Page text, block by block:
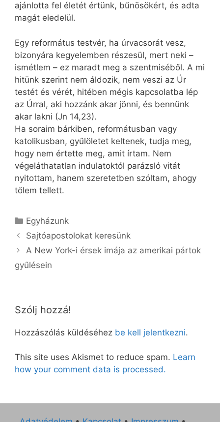
ajánlotta fel életét értünk, bűnösökért, és adta
magát eledelül.
Egy református testvér, ha úrvacsorát vesz,
bizonyára kegyelemben részesül, mert neki –
ismétlem – ez maradt meg a szentmiséből. A mi
hitünk szerint nem áldozik, nem veszi az Úr
testét és vérét, hitében mégis kapcsolatba lép
az Úrral, aki hozzánk akar jönni, és bennünk
akar lakni (Jn 14,23).
Ha soraim bárkiben, reformátusban vagy
katolikusban, gyűlöletet keltenek, tudja meg,
hogy nem értette meg, amit írtam. Nem
végeláthatatlan indulatoktól parázsló vitát
nyitottam, hanem szeretetben szóltam, ahogy
tőlem tellett.
Kategória
Egyházunk
Sajtóapostolokat keresünk
A New York-i érsek imája az amerikai pártok
gyűlésein
Szólj hozzá!
Hozzászólás küldéséhez be kell jelentkezni.
This site uses Akismet to reduce spam. Learn
how your comment data is processed.